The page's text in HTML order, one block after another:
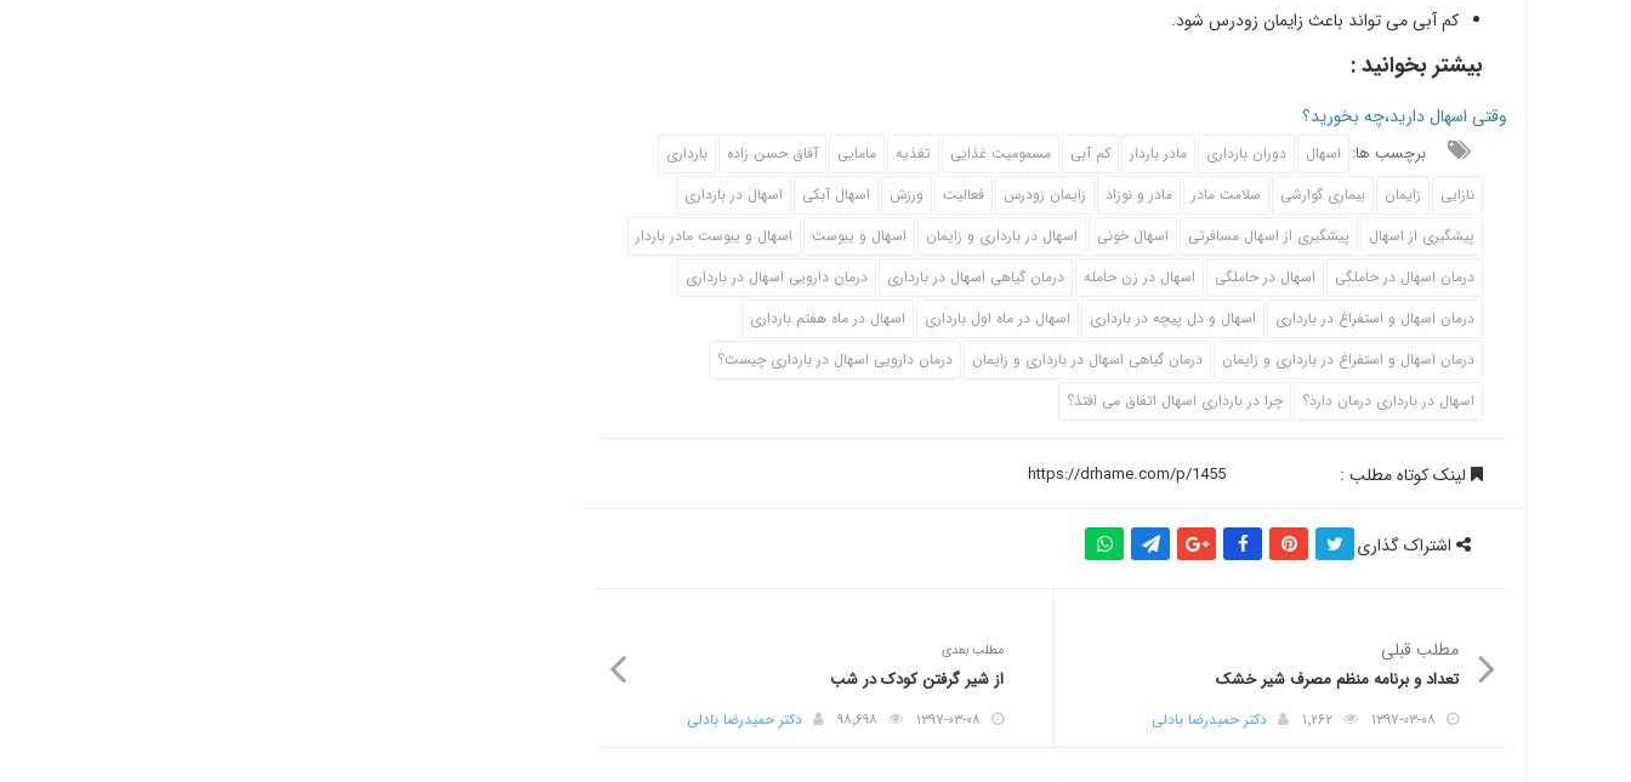
کم آبی می تواند باعث زایمان زودرس شود.
بیشتر بخوانید :
وقتی اسهال دارید،چه بخورید؟
برچسب ها: اسهال دوران بارداری مادر باردار کم آبی مسمومیت غذایی تغذیه مامایی آفاق حسن زاده
بارداری
نازایی
زایمان بیماری گوارشی سلامت مادر مادر و نوزاد زایمان زودرس فعالیت ورزش اسهال آبکی
اسهال در بارداری
پیشگیری از اسهال
پیشگیری از اسهال مسافرتی اسهال خونی اسهال در بارداری و زایمان اسهال و یبوست
اسهال و یبوست مادر باردار
درمان اسهال در حاملگی
اسهال در حاملگی اسهال در زن حامله درمان گیاهی اسهال در بارداری
درمان دارویی اسهال در بارداری
درمان اسهال و استفراغ در بارداری
اسهال و دل پیچه در بارداری اسهال در ماه اول بارداری
اسهال در ماه هفتم بارداری
درمان اسهال و استفراغ در بارداری و زایمان
درمان گیاهی اسهال در بارداری و زایمان
درمان دارویی اسهال در بارداری چیست؟
اسهال در بارداری درمان دارد؟
چرا در بارداری اسهال اتفاق می افتذ؟
لینک کوتاه مطلب :
اشتراک گذاری
مطلب قبلی
تعداد و برنامه منظم مصرف شیر خشک
۱۳۹۷-۰۳-۰۸ ۱٬۲۶۲ دکتر حمیدرضا بادلی
مطلب بعدی
از شیر گرفتن کودک در شب
۱۳۹۷-۰۳-۰۸ ۹۸٬۶۹۸ دکتر حمیدرضا بادلی